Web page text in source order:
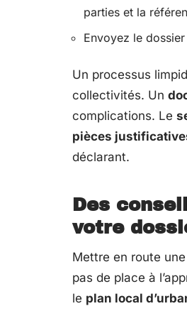
parties et la
Envoyez le
Un processus
collectivités. Un
complications. Le
pièces
déclarant.
Des
votre
Mettre en route une
pas de place à
le plan local